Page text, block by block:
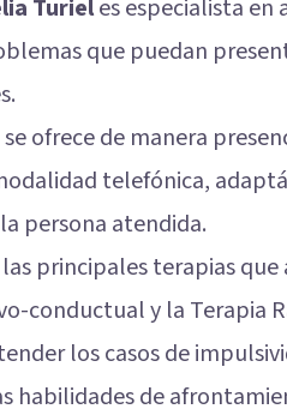
Turieles especialista en
que puedan
ofrece de manera
telefónica,
persona atendida.
principales terapias que
conductual y la Terapia
los casos de
habilidades de